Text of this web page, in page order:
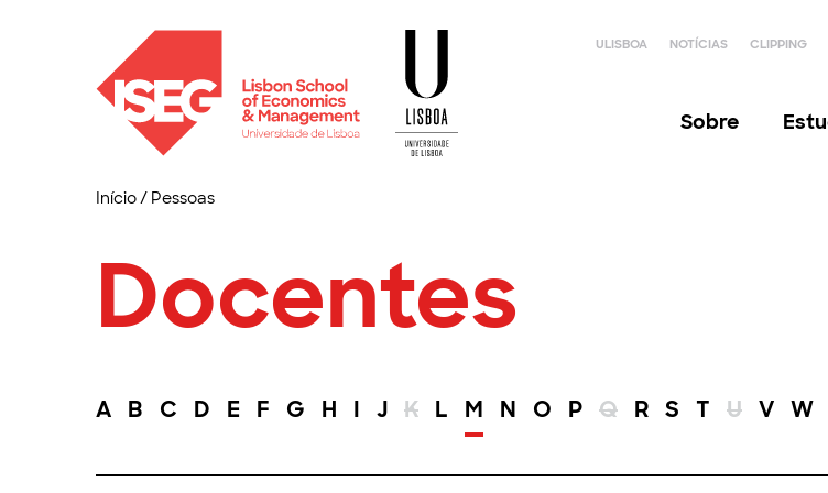
ULISBOA NOTÍCIAS CLIPPING
Sobre
Início/ Pessoas
Docentes
A B C D E F G H I J K L M N O P Q R S T U V W